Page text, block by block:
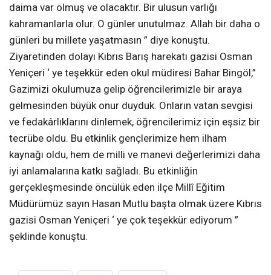
daima var olmuş ve olacaktır. Bir ulusun varlığı
kahramanlarla olur. O günler unutulmaz. Allah bir daha o
günleri bu millete yaşatmasın ” diye konuştu.
Ziyaretinden dolayı Kıbrıs Barış harekatı gazisi Osman
Yeniçeri ‘ ye teşekkür eden okul müdiresi Bahar Bingöl,”
Gazimizi okulumuza gelip öğrencilerimizle bir araya
gelmesinden büyük onur duyduk. Onların vatan sevgisi
ve fedakârlıklarını dinlemek, öğrencilerimiz için eşsiz bir
tecrübe oldu. Bu etkinlik gençlerimize hem ilham
kaynağı oldu, hem de milli ve manevi değerlerimizi daha
iyi anlamalarına katkı sağladı. Bu etkinliğin
gerçekleşmesinde öncülük eden ilçe Millî Eğitim
Müdürümüz sayın Hasan Mutlu başta olmak üzere Kıbrıs
gazisi Osman Yeniçeri ‘ ye çok teşekkür ediyorum ”
şeklinde konuştu.